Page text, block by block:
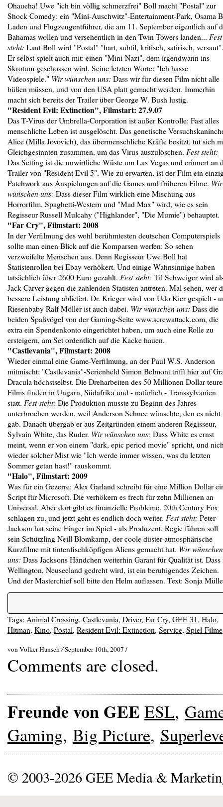
Ohaueha! Uwe "ich bin völlig schmerzfrei" Boll macht "Postal" zur
Shock Comedy: ein "Mini-Auschwitz"-Entertainment-Park, Osama
Laden und Flugzeugentführer, die am 11. September eigentlich auf
Bahamas wollen und versehentlich in den Twin Towers landen... Fest
steht: Laut Boll wird "Postal" "hart, subtil, kritisch, satirisch, versaut".
Er selbst spielt auch mit: einen "Mini-Nazi", dem irgendwann ins
Skrotum geschossen wird. Seine letzten Worte: "Ich hasse
Videospiele." Wir wünschen uns: Dass wir für diesen Film nicht alle
büßen müssen, und von den USA platt gemacht werden. Immerhin
macht sich bereits der Trailer über George W. Bush lustig.
"Resident Evil: Extinction", Filmstart: 27.9.07
Das T-Virus der Umbrella-Corporation ist außer Kontrolle: Fast alles
menschliche Leben ist ausgelöscht. Das genetische
Alice (Milla Jovovich), das übermenschliche Kräfte besitzt, tut sich
Gleichgesinnten zusammen, um das Virus auszulöschen. Fest steht:
Das Setting ist die unwirtliche Wüste um Las Vegas und erinnert an
Trailer von "Resident Evil 5". Wie zu erwarten, ist der Film ein
Patchwork aus Anspielungen auf die Games und früheren Filme. Wir
wünschen uns: Dass dieser Film wirklich eine Mischung aus
Horrorfilm, Spaghetti-Western und "Mad Max" wird, wie es sein
Regisseur Russell Mulcahy ("Highlander", "Die Mumie") behauptet.
"Far Cry", Filmstart: 2008
In der Verfilmung des wohl berühmtesten deutschen Computerspiels
sollte man einen Blick auf die Komparsen werfen: So sehen
verzweifelte Menschen aus. Denn Regisseur Uwe Boll hat
Statistenrollen bei Ebay verhökert. Und einige Wahnsinnige haben
tatsächlich über 2600 Euro gezahlt. Fest steht: Til Schweiger wird
Jack Carver gegen die zahlenden Statisten antreten. Mal sehen, wer
bessere Leistung abliefert. Dr. Krieger wird von Udo Kier gespielt -
Riesenbaby Ralf Möller ist auch dabei. Wir wünschen uns: Dass die
beiden Spaßvögel von der Gaming-Seite www.screwattack.com, die
extra ein Spendenkonto eingerichtet haben, um auch eine Rolle zu
ersteigern, am Set ordentlich auf die Kacke hauen.
"Castlevania", Filmstart: 2008
Wieder einmal eine Game-Verfilmung, an der Paul W.S. Anderson
mitmischt: "Castlevania"-Serienheld Simon Belmont trifft hier auf
Dracula höchstselbst. Die Dreharbeiten des 50 Millionen Dollar
Films finden in Ungarn, Südafrika und - natürlich - Transsylvanien
statt. Fest steht: Die Produktion musste zu Beginn des Jahres
unterbrochen werden, weil Anderson Schnee wünschte, den es nicht
gab. Danach übergab er aus Zeitgründen einem anderen Regisseur,
Sylvain White, das Ruder. Wir wünschen uns: Dass White es ernst
meint, wenn er von einem "dark, epic period movie" spricht, und
wieder solcher Mist wie "Ich werde immer wissen, was du letzten
Sommer getan hast!" rauskommt.
"Halo", Filmstart: 2009
Was für ein Gezerre: Alex Garland schreibt für eine Million Dollar
Script für Microsoft. Die verhökern es frech für zehn Millionen an
Universal. Aber dort gibt es finanzielle Probleme. 20th Century Fox
schlagen zu, und jetzt geht es endlich doch weiter. Fest steht: Peter
Jackson hat seine Finger im Spiel - als Produzent. Regie führen soll
sein Schützling Neill Blomkamp, der coole düster-atmosphärische
Kurzfilme mit tintenfischköpfigen Aliens gemacht hat. Wir wünschen
uns: Dass Jacksons Händchen weiterhin Garant für Qualität ist. Dass
Wellington, Neuseeland gedreht wird, ist ein beruhigendes Zeichen.
Und der Masterchief soll bitte den Helm auflassen. Text: Sonja
Tags: Animal Crossing, Castlevania, Driver, Far Cry, GEE 31, Halo,
Hitman, Kino, Postal, Resident Evil: Extinction, Service, Spiel-Filme
von Volker Hansch/September 10th, 2007 /
Comments are closed.
Freunde von GEE ESL,
Gaming, Big Picture,
© 2003-2026 GEE Media &